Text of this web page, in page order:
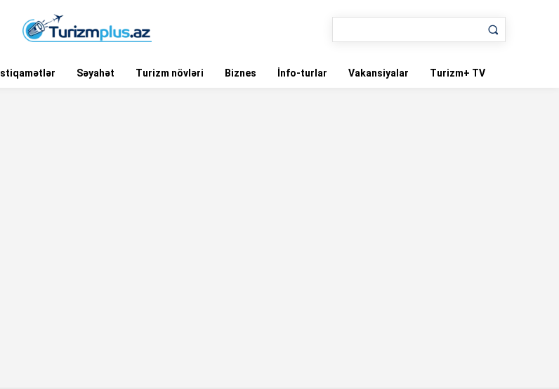
İstiqamətlər Səyahət Turizm növləri Biznes İnfo-turlar Vakansiyalar Turizm+ TV